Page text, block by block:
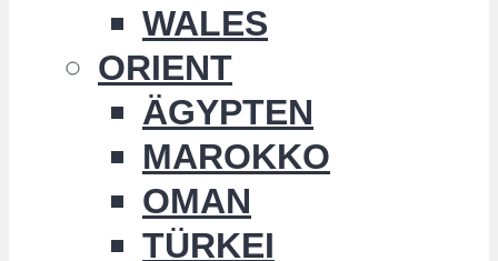
WALES
ORIENT
ÄGYPTEN
MAROKKO
OMAN
TÜRKEI